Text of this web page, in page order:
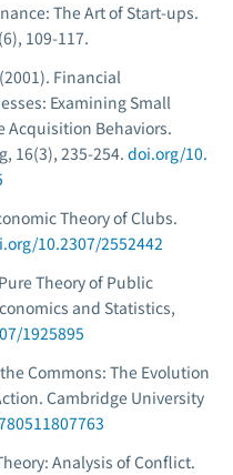
The Art of Start-ups.
109-117.
Financial
Examining Small
Acquisition Behaviors.
, 16(3), 235-254. doi.org/10.
Theory of Clubs.
10.2307/2552442
Theory of Public
and Statistics,
1925895
Commons: The Evolution
Cambridge University
Analysis of Conflict.